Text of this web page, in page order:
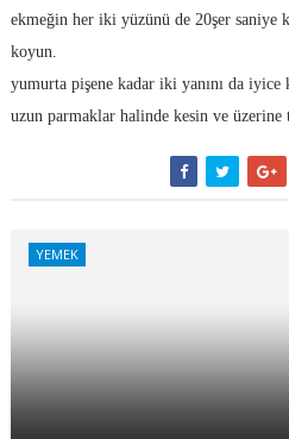
ekmeğin her iki yüzünü de 20şer saniye
koyun.
yumurta pişene kadar iki yanını da iyice
uzun parmaklar halinde kesin ve üzerine
YEMEK